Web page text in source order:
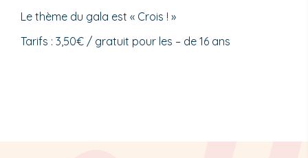
Le thème du gala est « Crois ! »
Tarifs : 3,50€ / gratuit pour les – de 16 ans